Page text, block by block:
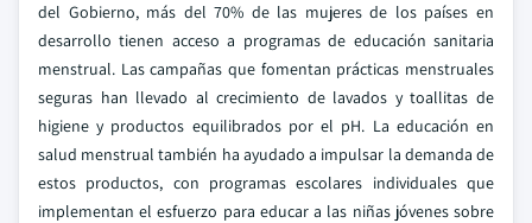
del Gobierno, más del 70% de las mujeres de los países en
desarrollo tienen acceso a programas de educación sanitaria
menstrual. Las campañas que fomentan prácticas menstruales
seguras han llevado al crecimiento de lavados y toallitas de
higiene y productos equilibrados por el pH. La educación en
salud menstrual también ha ayudado a impulsar la demanda de
estos productos, con programas escolares individuales que
implementan el esfuerzo para educar a las niñas jóvenes sobre